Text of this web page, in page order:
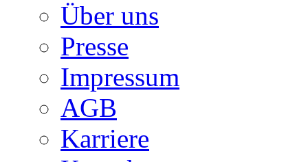
Über uns
Presse
Impressum
AGB
Karriere